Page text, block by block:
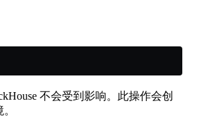
不会受到影响。此操作会创